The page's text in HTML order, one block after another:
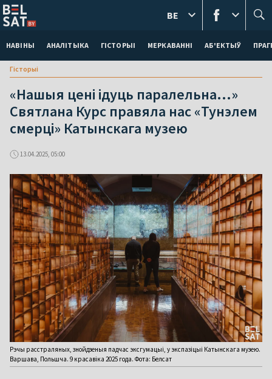
НАВІНЫ АНАЛІТЫКА ГІСТОРЫІ МЕРКАВАННI АБ'ЕКТЫЎ
BE
Гісторыі
«Нашыя цені ідуць паралельна…»
Святлана Курс правяла нас «Тунэлем
смерці» Катынскага музею
13.04.2025, 05:00
Рэчы расстраляных, знойдзеныя падчас эксгумацыі, у экспазіцыі Катынскага музею.
Варшава, Польшча. 9 красавіка 2025 года. Фота: Белсат